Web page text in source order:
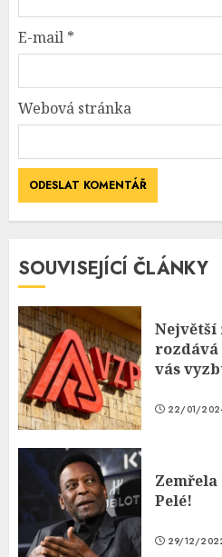
E-mail *
Webová stránka
SOUVISEJÍCÍ ČLÁNKY
rozdává
vás
22/01/
Pelé!
29/12/